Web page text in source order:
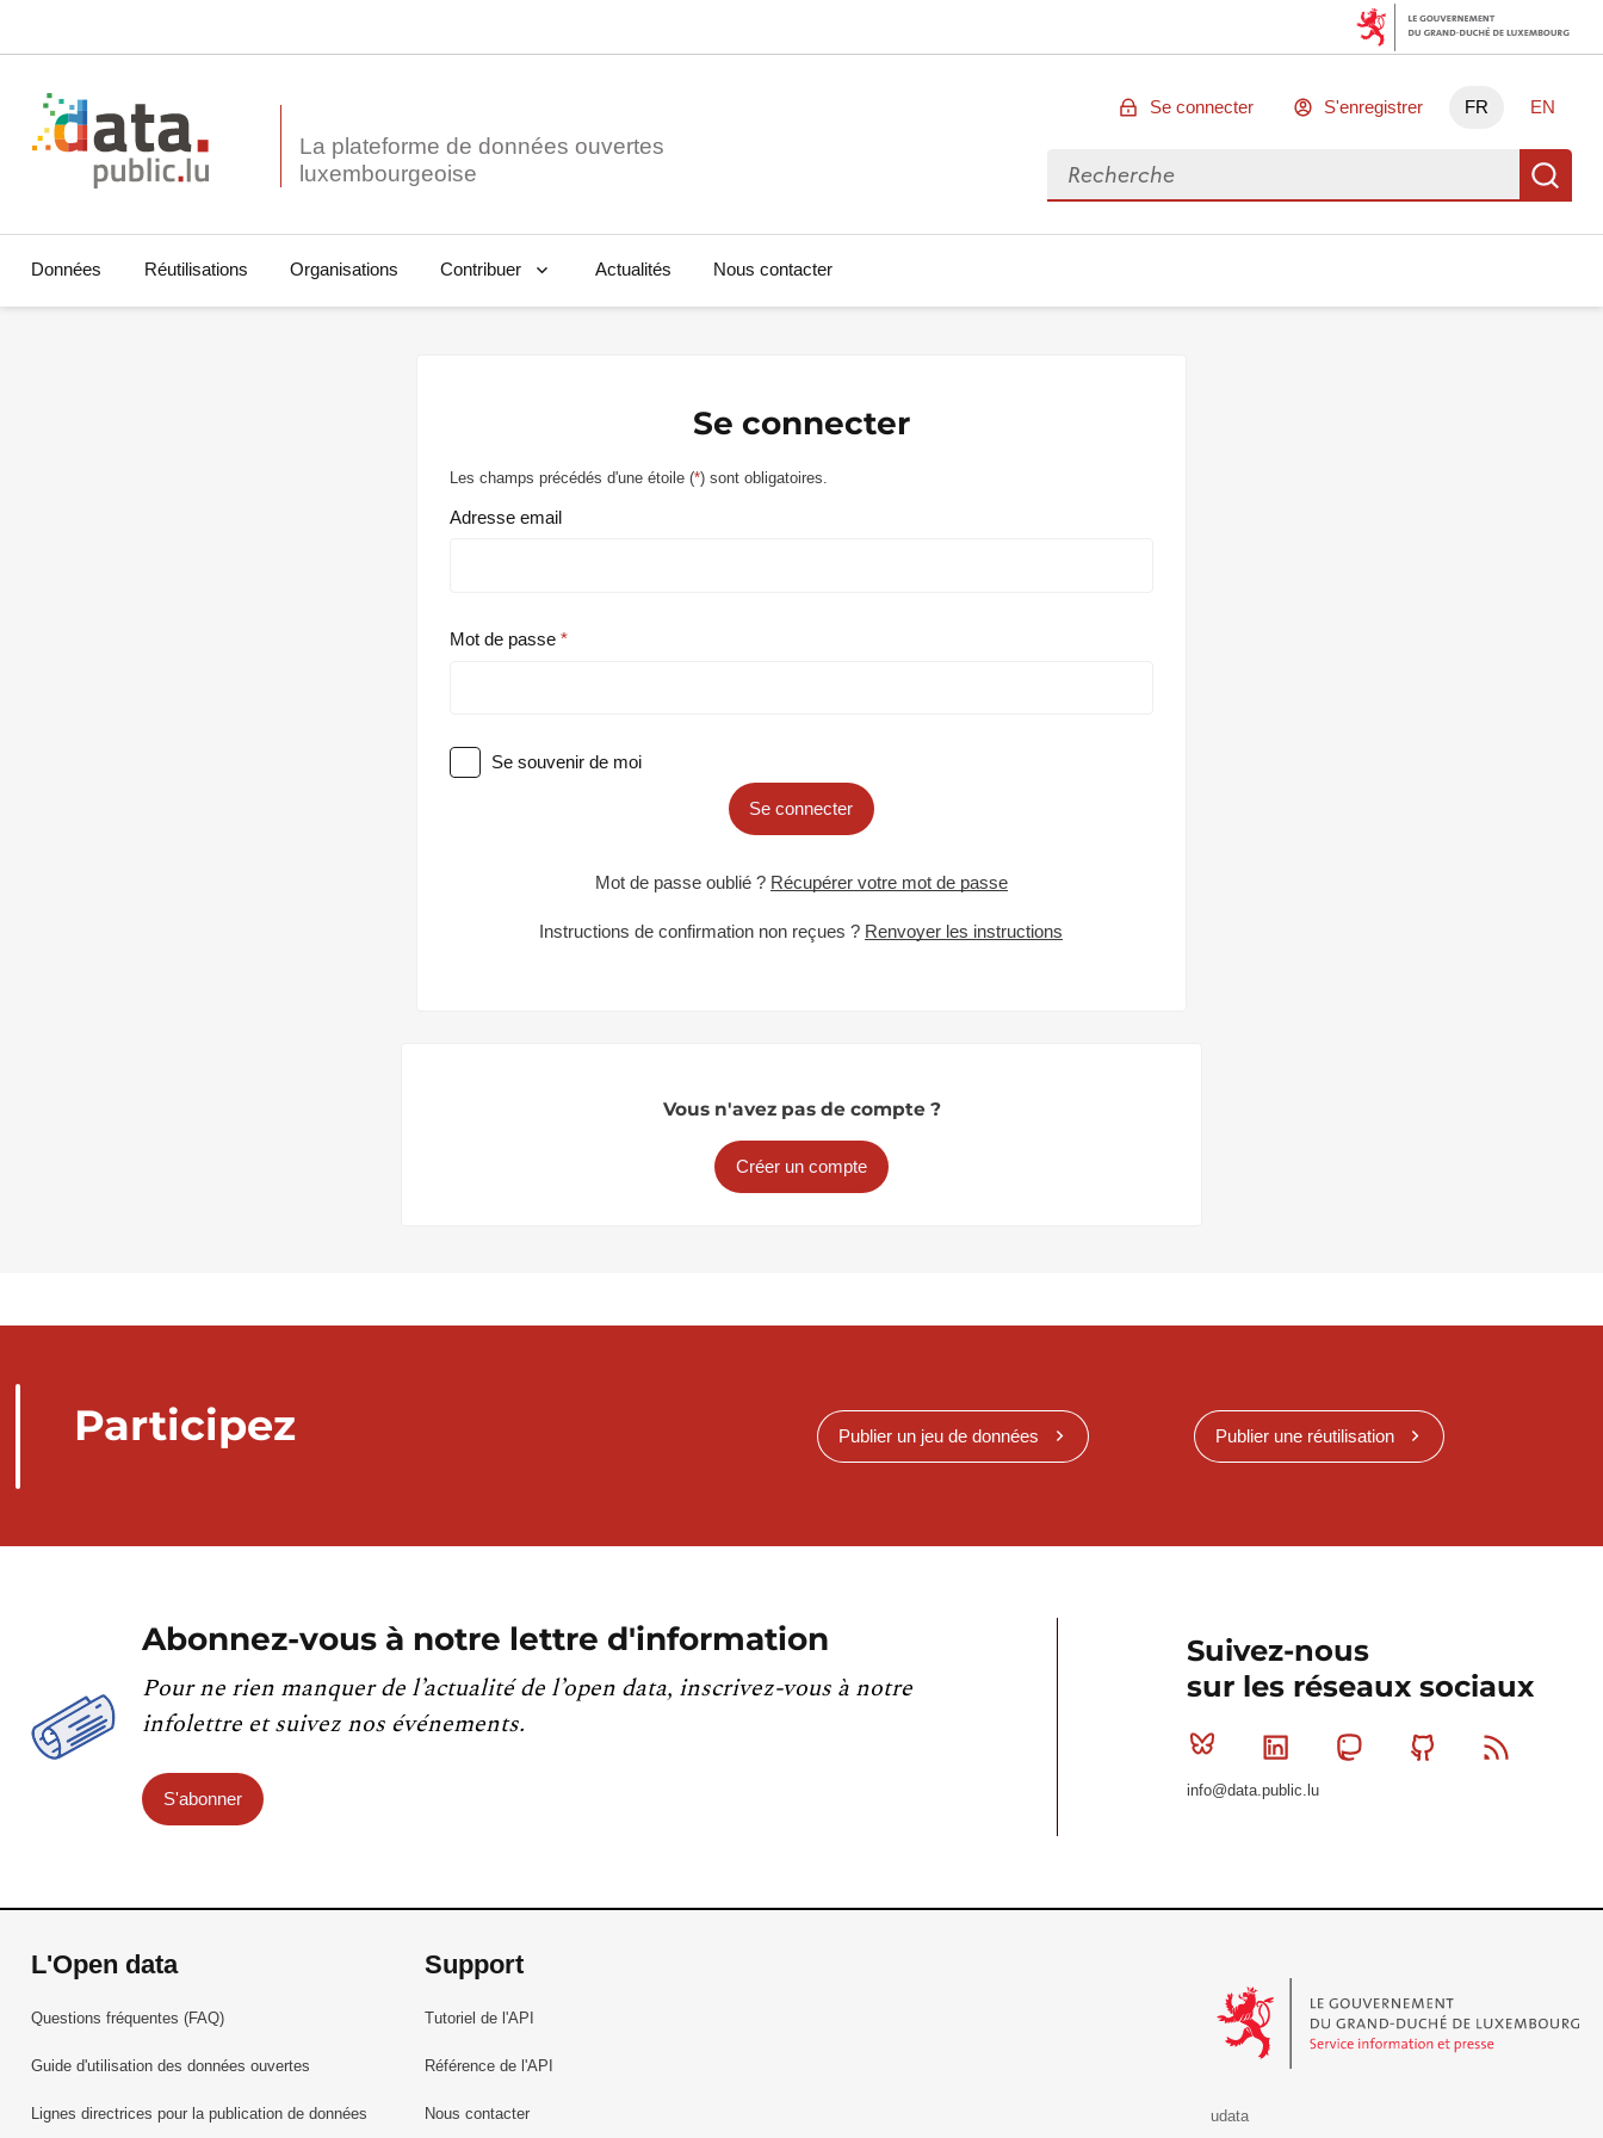
La plateforme de données ouvertes
Se connecter S'enregistrer FR EN
Rechercher des données
Données Réutilisations Organisations Contribuer Actualités Nous contacter
Se connecter
Les champs précédés d'une étoile (*) sont obligatoires.
Adresse email
Mot de passe
Se souvenir de moi
Se connecter
Mot de passe oublié ? Récupérer votre mot de passe
Instructions de confirmation non reçues ? Renvoyer les instructions
Vous n'avez pas de compte ?
Créer un compte
Participez Publier un jeu de données Publier une réutilisation
Abonnez-vous à notre lettre d'information
Pour ne rien manquer de l’actualité de l’open data, inscrivez-vous à notre
infolettre et suivez nos événements.
S'abonner
Suivez-nous
sur les réseaux sociaux
Bluesky Linkedin MastodonGithub
info@data.public.lu
L'Open data
Questions fréquentes (FAQ)
Guide d'utilisation des données ouvertes
Lignes directrices pour la publication de données
Support
Tutoriel de l'API
Référence de l'API
Nous contacter
udata